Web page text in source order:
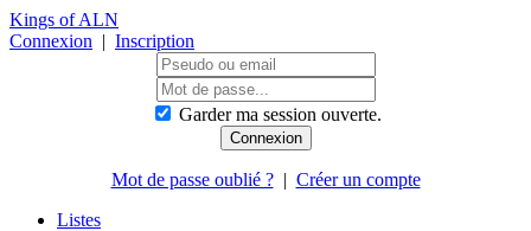
Kings of ALN
Connexion | Inscription
Garder ma session ouverte.
Mot de passe oublié ?| Créer un compte
Listes